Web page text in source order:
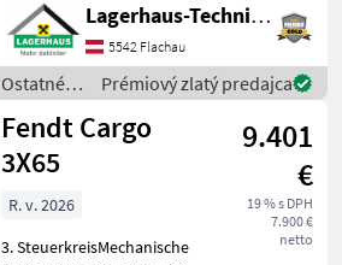
Ihren Besuch
bekanntzugeben, um
ausreichend Zeit für die
Beratung
Lagerhaus-Technik Flachau
5542 Flachau
Ostatné
traktorové
komponenty
/ Hauer
Prémiový zlatý predajca
Fendt Cargo
3X65
9.401
€
19 % s DPH
7.900 €
netto
R. v. 2026
3. SteuerkreisMechanische